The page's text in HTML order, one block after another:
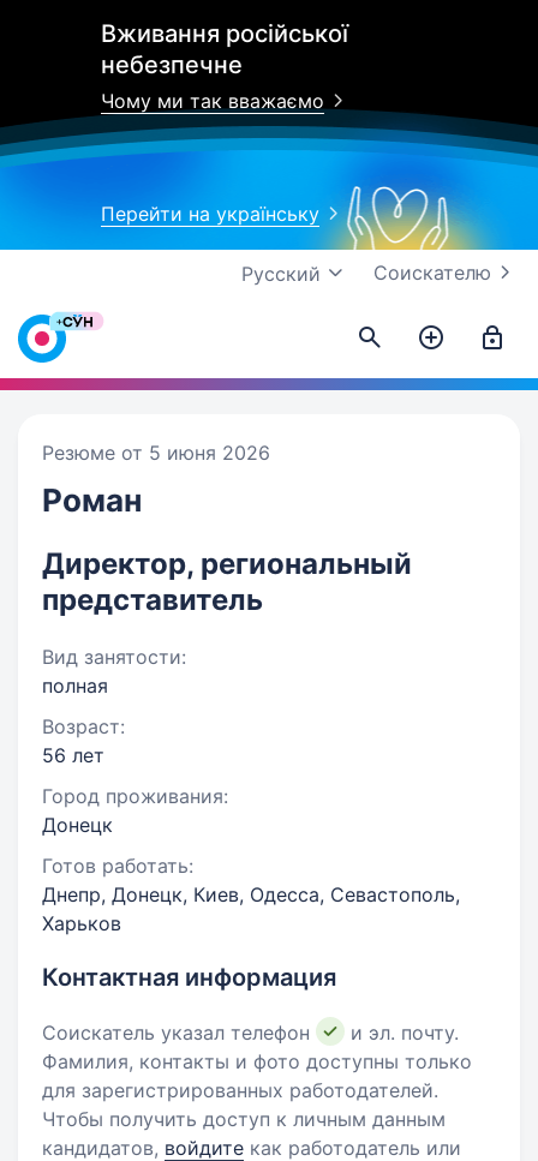
Вживання російської
небезпечне
Чому ми так вважаємо
Перейти на українську
Соискателю
Русский
Резюме от 5 июня 2026
Роман
Директор, региональный
представитель
Вид занятости:
полная
Возраст:
56 лет
Город проживания:
Донецк
Готов работать:
Днепр, Донецк, Киев, Одесса, Севастополь,
Харьков
Контактная информация
Соискатель указал телефон
и эл. почту.
Фамилия, контакты и фото доступны только
для зарегистрированных работодателей.
Чтобы получить доступ к личным данным
кандидатов, войдите как работодатель или